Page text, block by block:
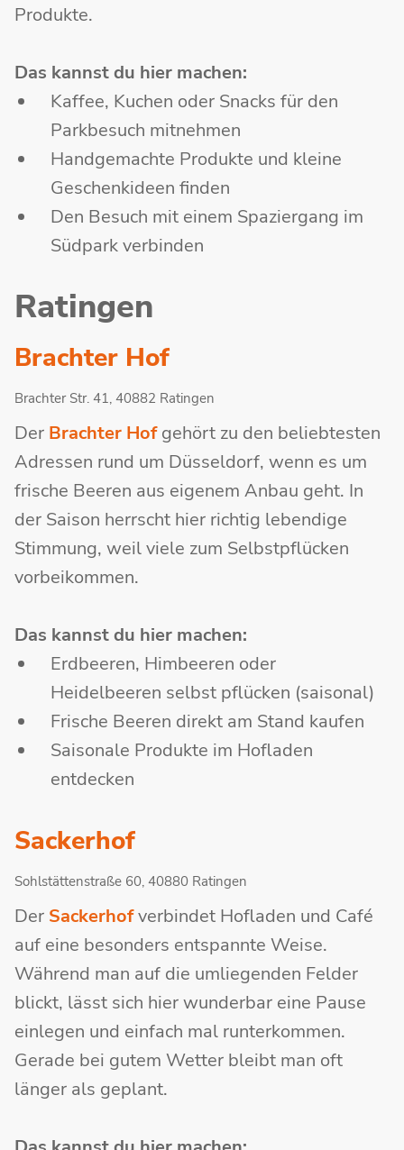
Produkte.
Das kannst du hier machen:
Kaffee, Kuchen oder Snacks für den
Parkbesuch mitnehmen
Handgemachte Produkte und kleine
Geschenkideen finden
Den Besuch mit einem Spaziergang im
Südpark verbinden
Ratingen
Brachter Hof
Brachter Str. 41, 40882 Ratingen
Der Brachter Hofgehört zu den beliebtesten
Adressen rund um Düsseldorf, wenn es um
frische Beeren aus eigenem Anbau geht. In
der Saison herrscht hier richtig lebendige
Stimmung, weil viele zum Selbstpflücken
vorbeikommen.
Das kannst du hier machen:
Erdbeeren, Himbeeren oder
Heidelbeeren selbst pflücken (saisonal)
Frische Beeren direkt am Stand kaufen
Saisonale Produkte im Hofladen
entdecken
Sackerhof
Sohlstättenstraße 60, 40880 Ratingen
Der Sackerhofverbindet Hofladen und Café
auf eine besonders entspannte Weise.
Während man auf die umliegenden Felder
blickt, lässt sich hier wunderbar eine Pause
einlegen und einfach mal runterkommen.
Gerade bei gutem Wetter bleibt man oft
länger als geplant.